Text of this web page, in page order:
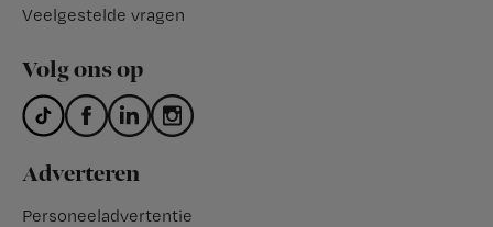
Veelgestelde vragen
Volg ons op
Adverteren
Personeeladvertentie